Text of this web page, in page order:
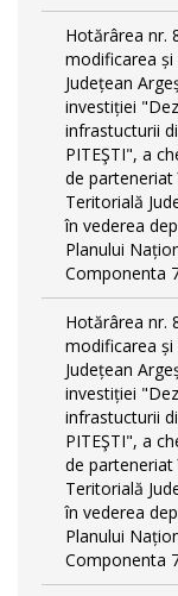
Hotărârea nr.
modificarea
Județean
investiției
infrastucturii
PITEŞTI", a
de
Teritorială
în vederea
Planului
Componenta
Hotărârea nr.
modificarea
Județean
investiției
infrastucturii
PITEŞTI", a
de
Teritorială
în vederea
Planului
Componenta